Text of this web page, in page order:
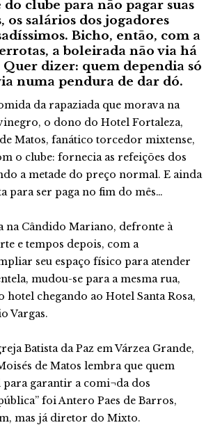
do clube para não pagar suas
os salários dos jogadores
Bicho, então, com a
a boleirada não via há
dizer: quem dependia só
numa pendura de dar dó.
da rapaziada que morava na
o dono do Hotel Fortaleza,
Matos, fanático torcedor mixtense,
o clube: fornecia as refeições dos
a metade do preço normal. E ainda
para ser paga no fim do mês…
na Cândido Mariano, defronte à
e tempos depois, com a
seu espaço físico para atender
mudou-se para a mesma rua,
hotel chegando ao Hotel Santa Rosa,
Vargas.
Batista da Paz em Várzea Grande,
de Matos lembra que quem
garantir a comi¬da dos
foi Antero Paes de Barros,
mas já diretor do Mixto.